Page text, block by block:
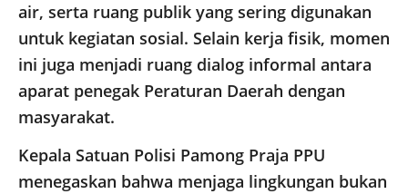
air, serta ruang publik yang sering digunakan
untuk kegiatan sosial. Selain kerja fisik, momen
ini juga menjadi ruang dialog informal antara
aparat penegak Peraturan Daerah dengan
masyarakat.
Kepala Satuan Polisi Pamong Praja PPU
menegaskan bahwa menjaga lingkungan bukan